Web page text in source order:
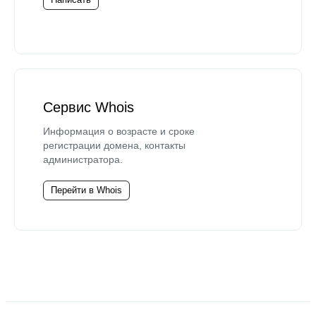
Сервис Whois
Информация о возрасте и сроке
регистрации домена, контакты
администратора.
Перейти в Whois